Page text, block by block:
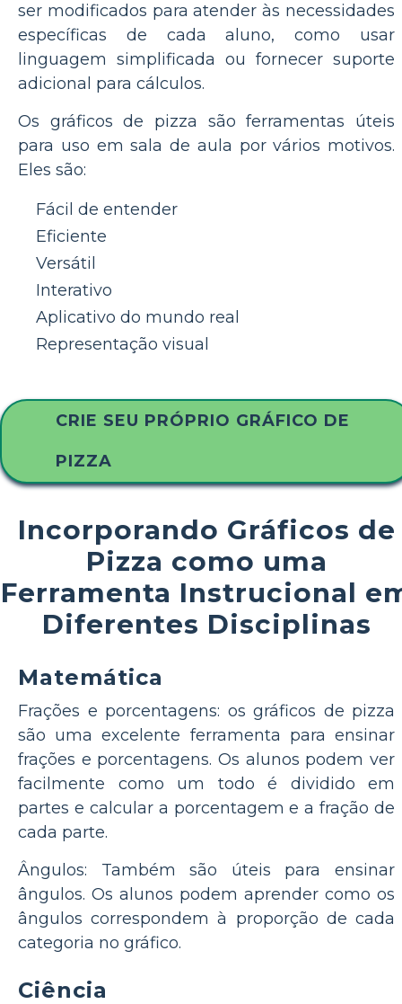
ser modificados para atender às necessidades
específicas de cada aluno, como usar
linguagem simplificada ou fornecer suporte
adicional para cálculos.
Os gráficos de pizza são ferramentas úteis
para uso em sala de aula por vários motivos.
Eles são:
Fácil de entender
Eficiente
Versátil
Interativo
Aplicativo do mundo real
Representação visual
CRIE SEU PRÓPRIO GRÁFICO DE
PIZZA
Incorporando Gráficos de
Pizza como uma
Ferramenta Instrucional
Diferentes Disciplinas
Matemática
Frações e porcentagens: os gráficos de pizza
são uma excelente ferramenta para ensinar
frações e porcentagens. Os alunos podem ver
facilmente como um todo é dividido em
partes e calcular a porcentagem e a fração de
cada parte.
Ângulos: Também são úteis para ensinar
ângulos. Os alunos podem aprender como os
ângulos correspondem à proporção de cada
categoria no gráfico.
Ciência